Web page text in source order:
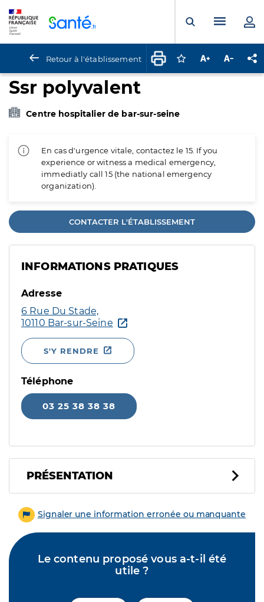
Ouvrir laMenu
Retour à l'établissement Connectez-vous
Augmenter la
Ssr polyvalent
Centre hospitalier de bar-sur-seine
En cas d'urgence vitale, contactez le 15. If you
experience or witness a medical emergency,
immediatly call 15 (the national emergency
organization).
CONTACTER L'ÉTABLISSEMENT
INFORMATIONS PRATIQUES
Adresse
6 Rue Du Stade,
10110 Bar-sur-Seine
S'Y RENDRE
Téléphone
03 25 38 38 38
PRÉSENTATION
Signaler une information erronée ou manquante
Le contenu proposé vous a-t-il été
utile ?